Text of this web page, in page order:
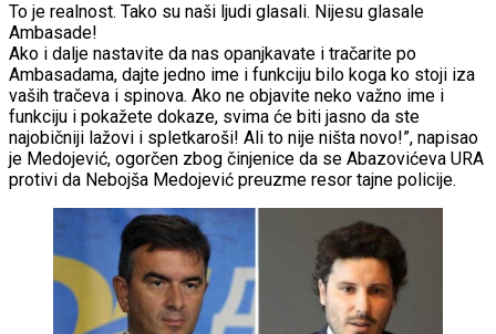
To je realnost. Tako su naši ljudi glasali. Nijesu glasale
Ambasade!
Ako i dalje nastavite da nas opanjkavate i tračarite po
Ambasadama, dajte jedno ime i funkciju bilo koga ko stoji iza
vaših tračeva i spinova. Ako ne objavite neko važno ime i
funkciju i pokažete dokaze, svima će biti jasno da ste
najobičniji lažovi i spletkaroši! Ali to nije ništa novo!”, napisao
je Medojević, ogorčen zbog činjenice da se Abazovićeva URA
protivi da Nebojša Medojević preuzme resor tajne policije.